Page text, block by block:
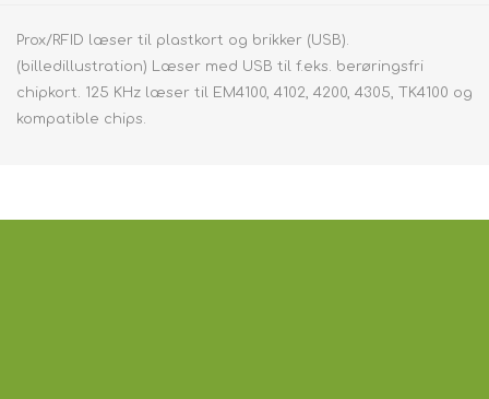
Prox/RFID læser til plastkort og brikker (USB).
(billedillustration) Læser med USB til f.eks. berøringsfri
chipkort. 125 KHz læser til EM4100, 4102, 4200, 4305, TK4100 og
kompatible chips.